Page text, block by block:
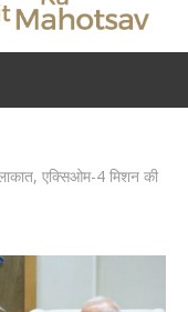
एक्सिओम-4 मिशन की